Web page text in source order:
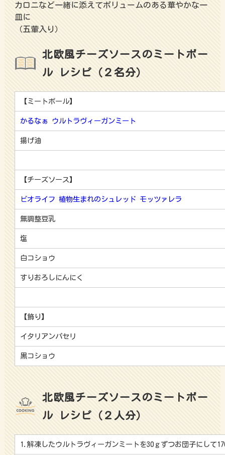
カロニなど一緒に添えてボリュームのある華やかな一
皿に
（五葷入り）
北欧風チーズソースのミートボー
ル レシピ（２名分）
【ミートボール】
かるなぁ ウルトラヴィーガンミート
揚げ油
【チーズソース】
ビオライフ 植物生まれのシュレッド モッツァレラ
無調整豆乳
塩
白コショウ
すりおろしにんにく
【飾り】
イタリアンパセリ
黒コショウ
北欧風チーズソースのミートボー
ル レシピ（２人分）
1.解凍したウルトラヴィーガンミートを30ｇずつお団子にして